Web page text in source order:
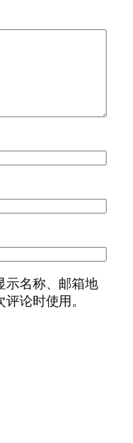
示名称、邮箱地
论时使用。